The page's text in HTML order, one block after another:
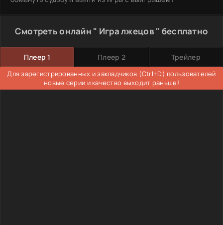
Смотреть онлайн " Игра лжецов " бесплатно
Плеер 1 Плеер 2 Трейлер
Для зарегистрированных и закладчиков (Ctrl+D) пользователей
новые серии и качество выходит раньше!